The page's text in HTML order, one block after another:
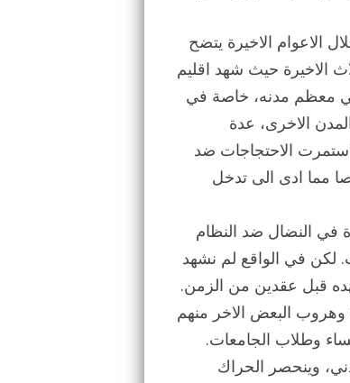
الاعوام الاخيرة يتضح
الاخيرة حيث شهد اقليم
واضطرابات في معظم مدنه، خاصة في
الاخرى، عدة
كانت ذروتها في فبراير 2017، وقد استمرت الاحتجاجات ضد
نهر كارون لمدة اسبوع اُعتقل خلالها 40 شخصا مما ادى الى تدخل
في النضال ضد النظام
لكن في الواقع لم نشهد
قبل عقدين من الزمن.
وهروب البعض الاخر منهم
وطلاب الجامعات.
وينحصر الحراك